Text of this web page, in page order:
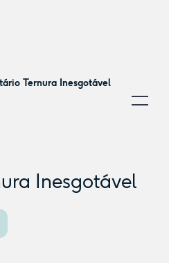
Ternura Inesgotável
Inesgotável